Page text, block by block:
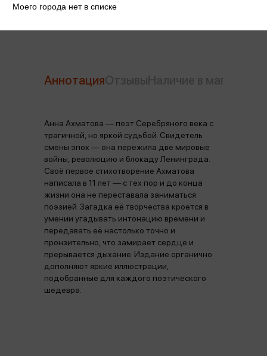
Аннотация
Анна Ахматова — поэт Серебряного века с
трагичной, но яркой судьбой. Свидетель
смены эпох — она пережила две мировые
войны, революцию и блокаду Ленинграда.
Своё первое стихотворение Ахматова
написала в 11 лет — с тех пор и до конца
жизни она не переставала заниматься
поэзией. Загадка её творчества кроется в
умении угадывать интонацию времени и
передавать её настолько точно и
пронзительно, что замирает сердце и
прерывается дыхание. Издание органично
дополняют яркие иллюстрации,
подобранные для каждого поэтического
шедевра.
Моего города нет в списке